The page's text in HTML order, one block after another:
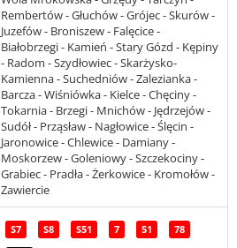
Rembertów - Głuchów - Grójec - Skurów -
Juzefów - Broniszew - Falęcice -
Białobrzegi - Kamień - Stary Gózd - Kępiny
- Radom - Szydłowiec - Skarżysko-
Kamienna - Suchedniów - Zalezianka -
Barcza - Wiśniówka - Kielce - Chęciny -
Tokarnia - Brzegi - Mnichów - Jędrzejów -
Sudół - Prząsław - Nagłowice - Ślęcin -
Jaronowice - Chlewice - Damiany -
Moskorzew - Goleniowy - Szczekociny -
Grabiec - Pradła - Żerkowice - Kromołów -
Zawiercie
S7 S8 S51 7 51 78